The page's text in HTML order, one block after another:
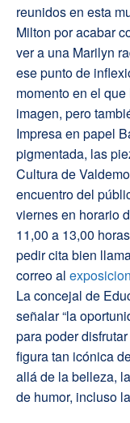
reunidos en esta
Milton por acabar
ver a una Marilyn
ese punto de
momento en el
imagen, pero
Impresa en papel
pigmentada, las
Cultura de
encuentro del
viernes en horario
11,00 a 13,00
pedir cita bien
correo al
La concejal de
señalar “la
para poder
figura tan icónica
allá de la belleza,
de humor, incluso